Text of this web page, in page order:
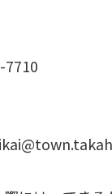
7710